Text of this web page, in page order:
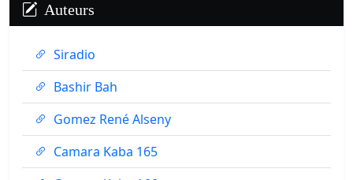
Auteurs
Siradio
Bashir Bah
Gomez René Alseny
Camara Kaba 165